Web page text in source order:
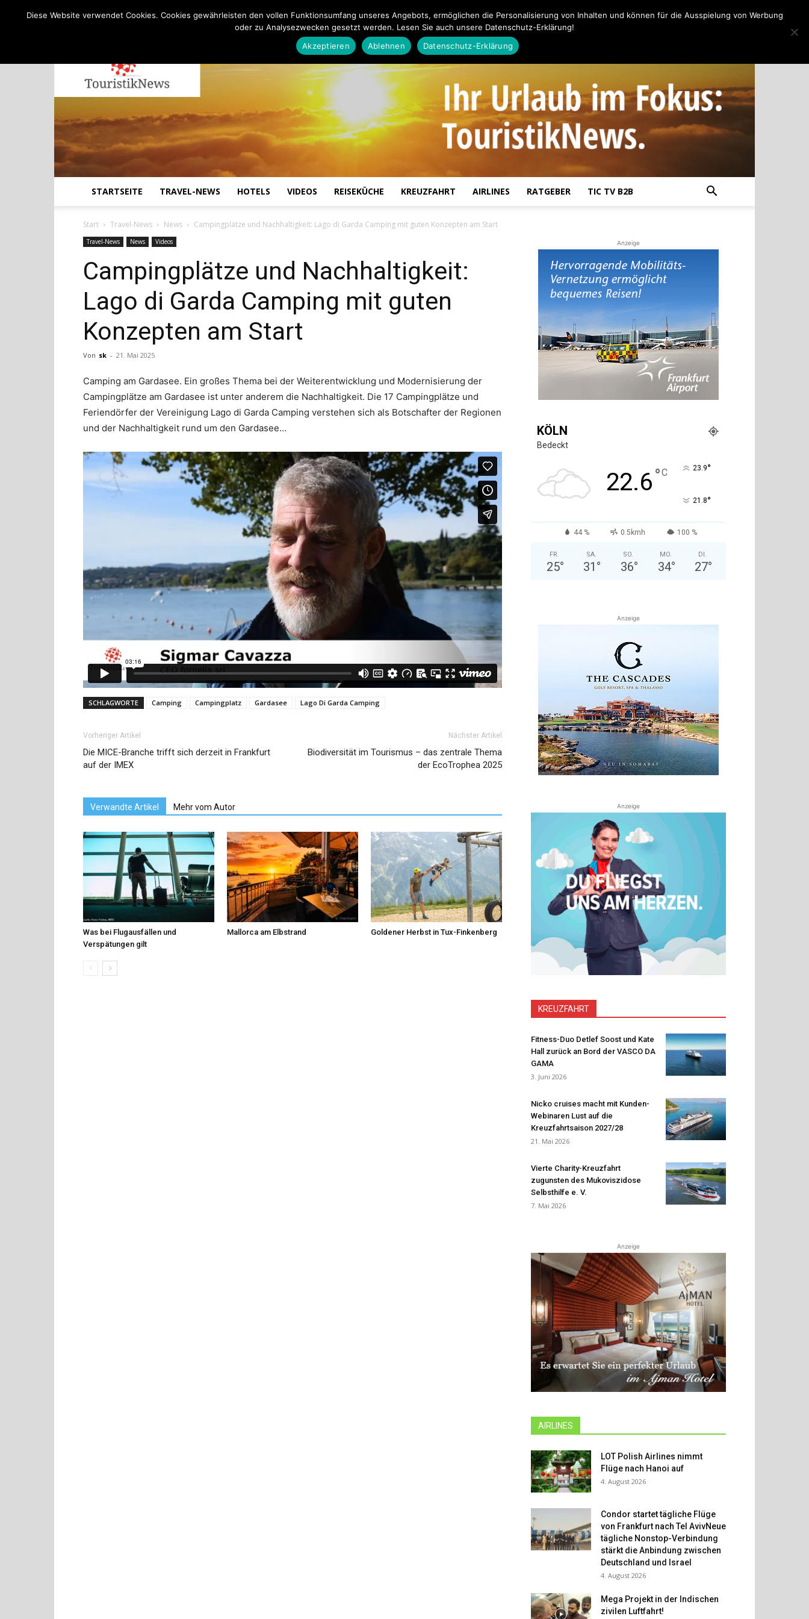
und
Reiseempfehlungen.
STARTSEITE TRAVEL-NEWS HOTELS VIDEOS REISEKÜCHE KREUZFAHRT AIRLINES RATGEBER TIC TV B2B
Start Travel-News News Campingplätze und Nachhaltigkeit: Lago di Garda Camping mit guten Konzepten am Start
Travel-News News Videos
Campingplätze und Nachhaltigkeit:
Lago di Garda Camping mit guten
Konzepten am Start
Von sk - 21. Mai 2025
Camping am Gardasee. Ein großes Thema bei der Weiterentwicklung und Modernisierung der
Campingplätze am Gardasee ist unter anderem die Nachhaltigkeit. Die 17 Campingplätze und
Feriendörfer der Vereinigung Lago di Garda Camping verstehen sich als Botschafter der Regionen
und der Nachhaltigkeit rund um den Gardasee…
SCHLAGWORTE Camping Campingplatz Gardasee Lago Di Garda Camping
Vorheriger Artikel
Die MICE-Branche trifft sich derzeit in Frankfurt
auf der IMEX
Nächster Artikel
Biodiversität im Tourismus – das zentrale Thema
der EcoTrophea 2025
Verwandte Artikel Mehr vom Autor
Was bei Flugausfällen und
Verspätungen gilt
Mallorca am Elbstrand Goldener Herbst in Tux-Finkenberg
Anzeige
KÖLN
Bedeckt
22.6°C 23.9°
21.8°
44 % 0.5kmh 100 %
FR.
25°
SA.
31 °
SO.
36°
MO.
34°
DI.
27°
Anzeige
Anzeige
KREUZFAHRT
Fitness-Duo Detlef Soost und Kate
Hall zurück an Bord der VASCO DA
GAMA
3. Juni 2026
Nicko cruises macht mit Kunden-
Webinaren Lust auf die
Kreuzfahrtsaison 2027/28
21. Mai 2026
Vierte Charity-Kreuzfahrt
zugunsten des Mukoviszidose
Selbsthilfe e. V.
7. Mai 2026
Anzeige
AIRLINES
LOT Polish Airlines nimmt
Flüge nach Hanoi auf
4. August 2026
Condor startet tägliche Flüge
von Frankfurt nach Tel AvivNeue
tägliche Nonstop-Verbindung
stärkt die Anbindung zwischen
Deutschland und Israel
4. August 2026
Mega Projekt in der Indischen
zivilen Luftfahrt!
Diese Website verwendet Cookies. Cookies gewährleisten den vollen Funktionsumfang unseres Angebots, ermöglichen die Personalisierung von Inhalten und können für die Ausspielung von Werbung
oder zu Analysezwecken gesetzt werden. Lesen Sie auch unsere Datenschutz-Erklärung!
Akzeptieren
Ablehnen Datenschutz-Erklärung